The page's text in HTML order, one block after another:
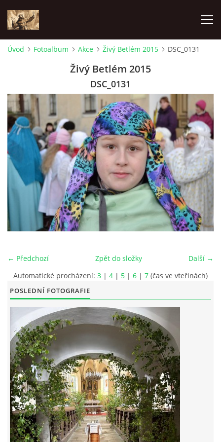
SAMOFINANCOVÁNÍ
PASTORAČNÍ RADA
SPRAVOVANÉ FARNOSTI
HISTORIE FARNOSTÍ
AKTUALITY
AKCE
ŽIVOTOPISY SVATÝCH
DUCHOVNÍ SLOVO
ÚVAHA MĚSÍCE
Úvod Fotoalbum Akce Živý Betlém 2015 DSC_0131
Živý Betlém 2015
DSC_0131
← Předchozí Další →
Zpět do složky
Automatické procházení: 3 | 4 | 5 | 6 | 7 (čas ve vteřinách)
POSLEDNÍ FOTOGRAFIE